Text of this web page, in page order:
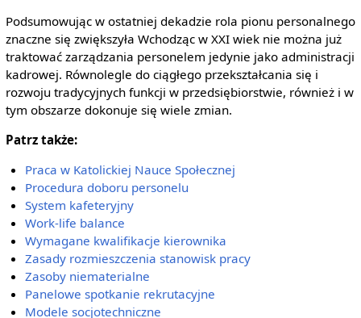
Podsumowując w ostatniej dekadzie rola pionu personalnego
znaczne się zwiększyła Wchodząc w XXI wiek nie można już
traktować zarządzania personelem jedynie jako administracji
kadrowej. Równolegle do ciągłego przekształcania się i
rozwoju tradycyjnych funkcji w przedsiębiorstwie, również i w
tym obszarze dokonuje się wiele zmian.
Patrz także:
Praca w Katolickiej Nauce Społecznej
Procedura doboru personelu
System kafeteryjny
Work-life balance
Wymagane kwalifikacje kierownika
Zasady rozmieszczenia stanowisk pracy
Zasoby niematerialne
Panelowe spotkanie rekrutacyjne
Modele socjotechniczne